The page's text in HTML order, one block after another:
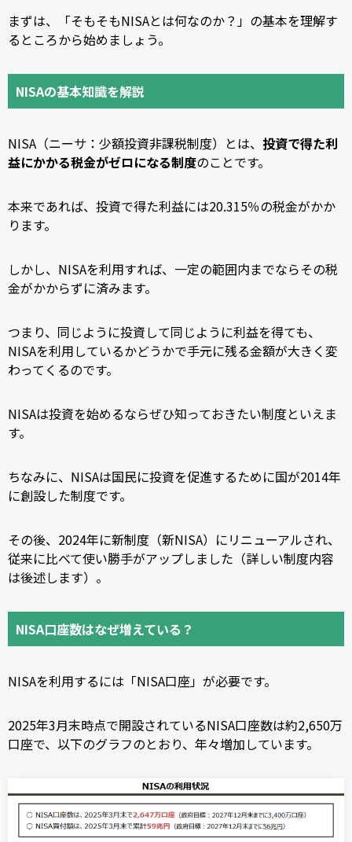
まずは、「そもそもNISAとは何なのか？」の基本を理解す
るところから始めましょう。
NISAの基本知識を解説
NISA（ニーサ：少額投資非課税制度）とは、 投資で得た利
益にかかる税金がゼロになる制度のことです。
本来であれば、投資で得た利益には20.315％の税金がかか
ります。
しかし、NISAを利用すれば、一定の範囲内までならその税
金がかからずに済みます。
つまり、同じように投資して同じように利益を得ても、
NISAを利用しているかどうかで手元に残る金額が大きく変
わってくるのです。
NISAは投資を始めるならぜひ知っておきたい制度といえま
す。
ちなみに、NISAは国民に投資を促進するために国が2014年
に創設した制度です。
その後、2024年に新制度（新NISA）にリニューアルされ、
従来に比べて使い勝手がアップしました（詳しい制度内容
は後述します）。
NISA口座数はなぜ増えている？
NISAを利用するには「NISA口座」が必要です。
2025年3月末時点で開設されているNISA口座数は約2,650万
口座で、以下のグラフのとおり、年々増加しています。